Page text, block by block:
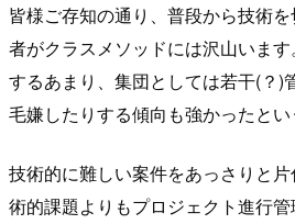
皆様ご存知の通り、普段から技術
者がクラスメソッドには沢山いま
するあまり、集団としては若干(？)
毛嫌したりする傾向も強かったとい
技術的に難しい案件をあっさりと
術的課題よりもプロジェクト進行